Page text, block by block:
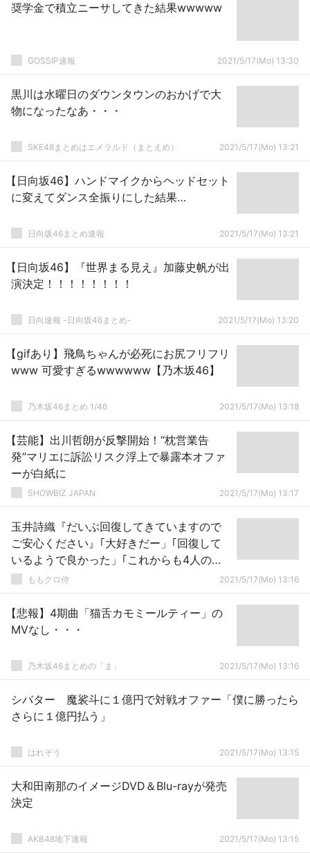
奨学金で積立ニーサしてきた結果wwwww
GOSSIP速報 2021/5/17(Mo) 13:30
黒川は水曜日のダウンタウンのおかげで大
物になったなあ・・・
SKE48まとめはエメラルド（まとえめ） 2021/5/17(Mo) 13:21
【日向坂46】ハンドマイクからヘッドセット
に変えてダンス全振りにした結果…
日向坂46まとめ速報 2021/5/17(Mo) 13:21
【日向坂46】『世界まる見え』加藤史帆が出
演決定！！！！！！！！
日向速報 -日向坂46まとめ- 2021/5/17(Mo) 13:20
【gifあり】飛鳥ちゃんが必死にお尻フリフリ
www 可愛すぎるwwwwww【乃木坂46】
乃木坂46まとめ 1/46 2021/5/17(Mo) 13:18
【芸能】出川哲朗が反撃開始！“枕営業告
発”マリエに訴訟リスク浮上で暴露本オファ
ーが白紙に
SHOWBIZ JAPAN 2021/5/17(Mo) 13:17
玉井詩織『だいぶ回復してきていますので
ご安心ください』｢大好きだー」｢回復して
いるようで良かった」｢これからも4人の笑
顔を」ももクロ侍 2021/5/17(Mo) 13:16
【悲報】4期曲「猫舌カモミールティー」の
MVなし・・・
乃木坂46まとめの「ま」 2021/5/17(Mo) 13:16
シバター 魔裟斗に１億円で対戦オファー「僕に勝ったら
さらに１億円払う」
はれぞう 2021/5/17(Mo) 13:15
大和田南那のイメージDVD＆Blu-rayが発売
決定
AKB48地下速報 2021/5/17(Mo) 13:15